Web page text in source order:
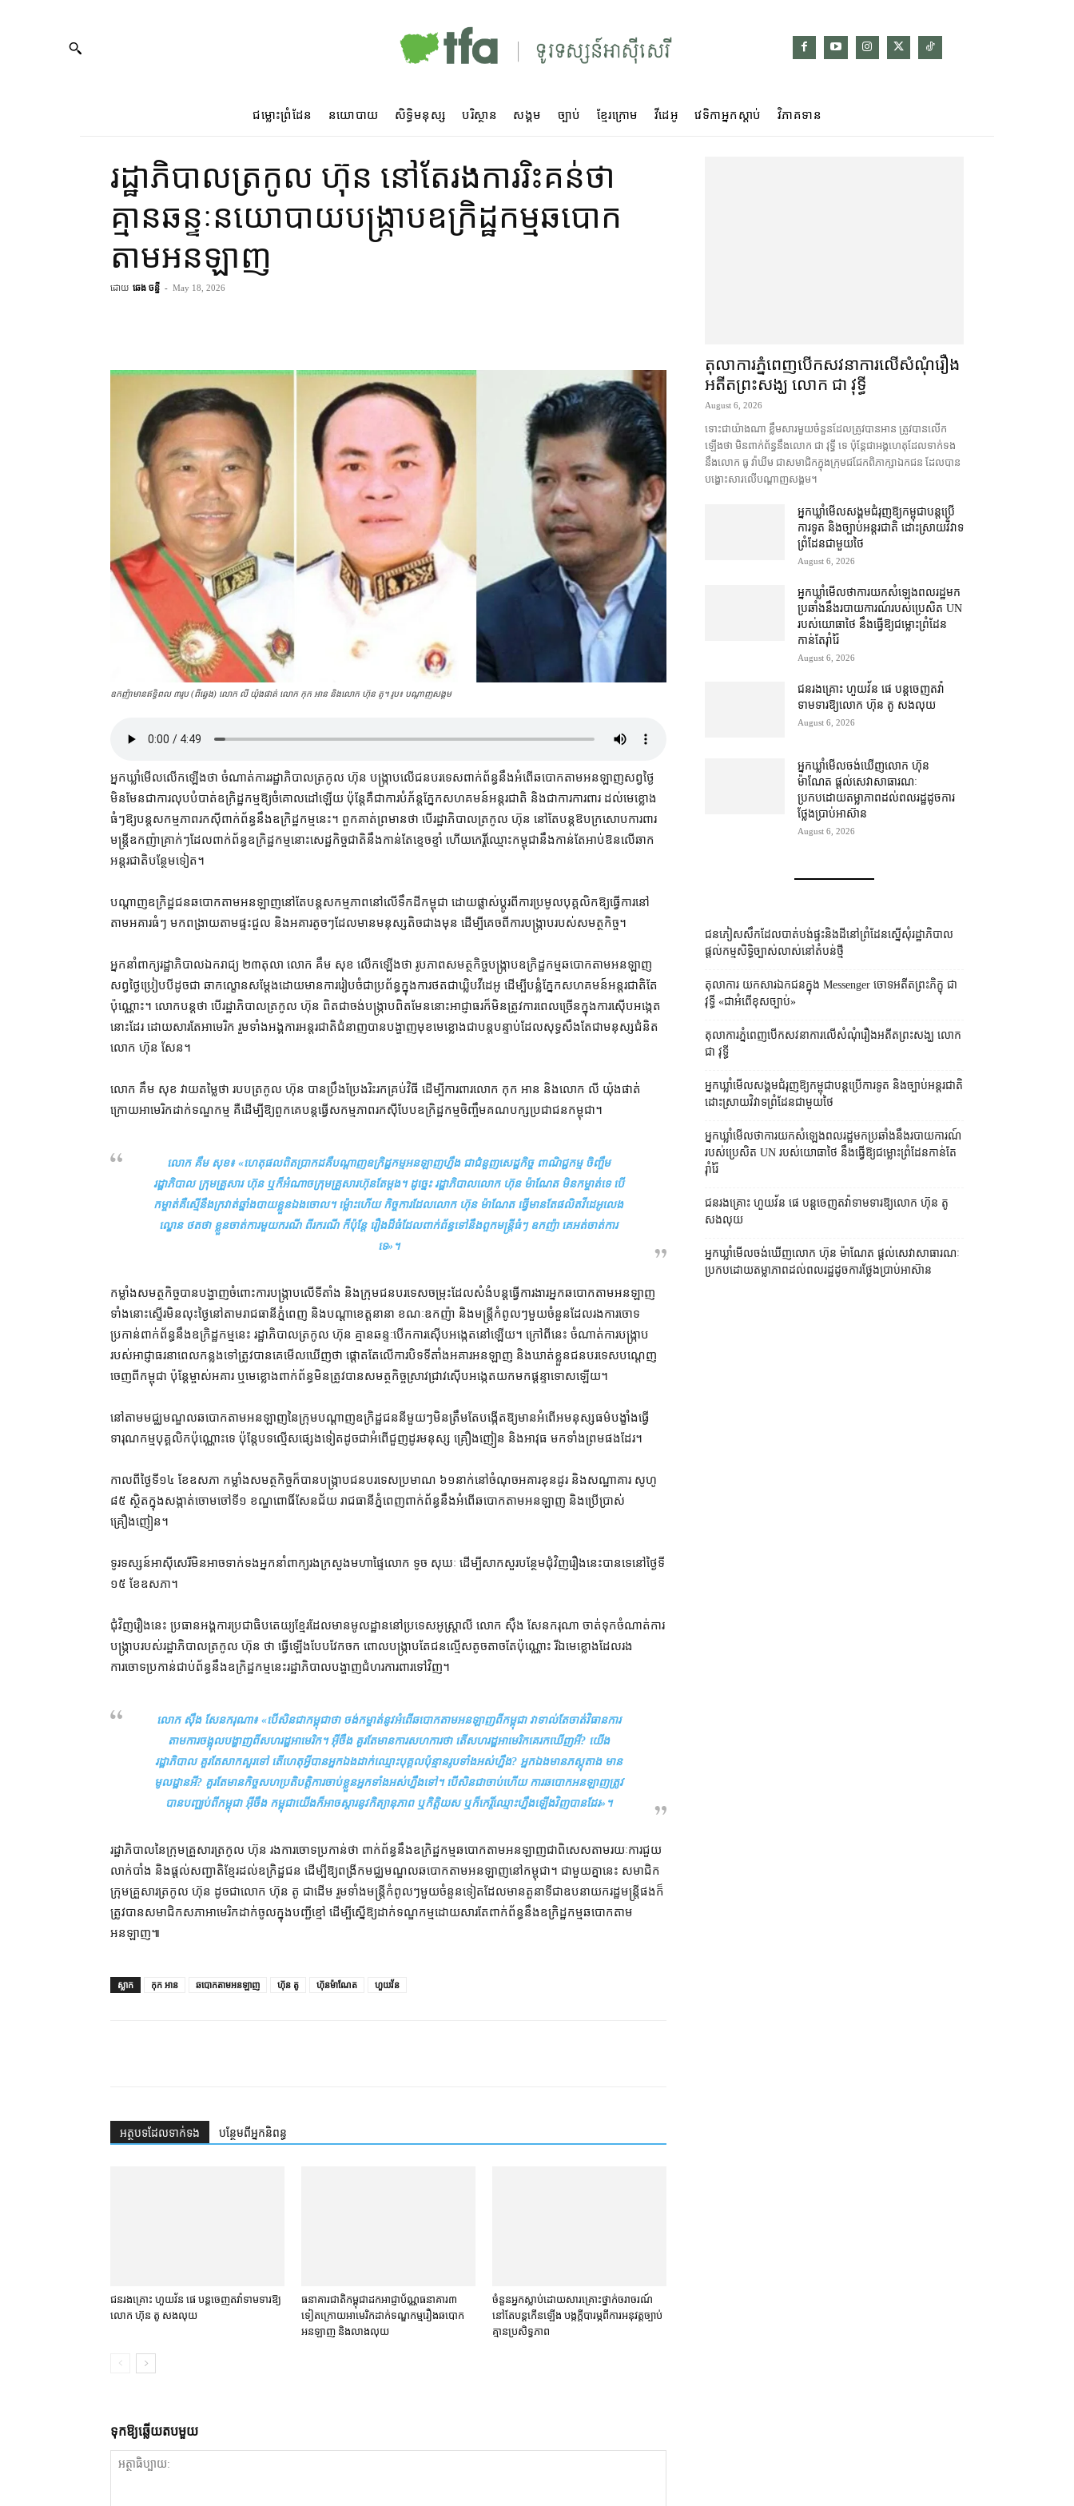
ជម្លោះព្រំដែន នយោបាយ សិទ្ធិមនុស្ស បរិស្ថាន សង្គម ច្បាប់ ខ្មែរក្រោម វីដេអូ វេទិកាអ្នកស្ដាប់ វិភាគទាន
រដ្ឋាភិបាល​ត្រកូល ហ៊ុន នៅតែ​រង​ការ​រិះគន់​ថា
គ្មាន​ឆន្ទៈ​នយោបាយ​បង្ក្រាប​ឧក្រិដ្ឋកម្ម​ឆបោក​
តាម​អនឡាញ
ដោយ ឆេង ចន្នី - May 18, 2026
ឧកញ៉ា​មានឥទ្ធិពល ​៣រូប (ពីឆ្វេង) លោក លី យ៉ុងផាត់ លោក កុក អាន និង​លោក ហ៊ុន តូ។ រូប៖ បណ្ដាញសង្គម
អ្នកឃ្លាំមើល​លើកឡើង​ថា ចំណាត់ការ​រដ្ឋាភិបាល​ត្រកូល ហ៊ុន បង្ក្រាប​លើ​ជនបរទេស​ពាក់ព័ន្ធ​នឹង​អំពើ​ឆបោក​តាម​អនឡាញ​សព្វថ្ងៃ​
មិនមែន​ជា​ការ​លុបបំបាត់​ឧក្រិដ្ឋកម្ម​ឱ្យ​ចំ​គោលដៅ​ឡើយ ប៉ុន្តែ​គឺជា​ការ​បំភ័ន្ត​ភ្នែក​សហគមន៍​អន្តរជាតិ និង​ជា​ការ​ការពារ ដល់​មេខ្លោង​
ធំៗ​ឱ្យ​បន្តសកម្មភាព​រកស៊ី​ពាក់ព័ន្ធ​នឹង​ឧក្រិដ្ឋកម្ម​នេះ​។ ពួកគាត់​ព្រមាន​ថា បើ​រដ្ឋាភិបាល​ត្រកូល ហ៊ុន នៅតែ​បន្ត​ឱបក្រសោប​ការពារ​
មន្ត្រី​ឧកញ៉ា​គ្រាក់ៗ​ដែល​ពាក់ព័ន្ធ​ឧក្រិដ្ឋកម្ម​នោះ​សេដ្ឋកិច្ចជាតិ​នឹង​កាន់តែ​ខ្ទេចខ្ទាំ ហើយ​កេរ្តិ៍ឈ្មោះ​កម្ពុជា​នឹង​កាន់តែ​អាប់ឱន​លើ​ឆាក​
អន្តរជាតិ​បន្ថែម​ទៀត។
បណ្ដាញ​ឧក្រិដ្ឋជន​ឆបោក​តាម​អនឡាញ​នៅតែ​បន្តសកម្មភាព​នៅ​លើ​ទឹក​ដី​កម្ពុជា ដោយ​ផ្លាស់ប្ដូរ​ពី​ការ​ប្រមូល​បុគ្គលិក​ឱ្យធ្វើ​ការ​នៅ​
តាម​អគារ​ធំៗ មក​ពង្រាយ​តាម​ផ្ទះ​ជួល និង​អគារ​តូចៗ​ដែល​មាន​មនុស្ស​តិច​ជាង​មុន ដើម្បី​គេច​ពី​ការ​បង្ក្រាប​របស់​សមត្ថកិច្ច។
អ្នកនាំពាក្យ​រដ្ឋាភិបាល​ឯករាជ្យ ២៣​តុលា លោក គឹម សុខ លើកឡើង​ថា រូបភាព​សមត្ថកិច្ច​បង្ក្រាប​ឧក្រិដ្ឋកម្ម​ឆបោក​តាម​អនឡាញ​
សព្វថ្ងៃ​ប្រៀប​បីដូច​ជា ឆាកល្ខោន​សម្ដែង​ដោយមាន​ការរៀបចំ​ជា​ប្រព័ន្ធ​ក្នុង​ការ​ថត​ជា​ឃ្លិប​វីដេអូ ដើម្បី​បន្លំ​ភ្នែក​សហគមន៍​អន្តរជាតិ​តែ
ប៉ុណ្ណោះ​។ លោក​បន្ត​ថា បើ​រដ្ឋាភិបាល​ត្រកូល ហ៊ុន ពិតជា​ចង់​បង្ក្រាប​ពិតមែន​នោះ​អាជ្ញាធរ​ក៏​មិន​ត្រូវ​ការ​ពេល​ច្រើន​ក្នុង​ការ​ស៊ើបអង្កេត​
នោះ​ដែរ ដោយសារតែ​អាមេរិក រួម​ទាំង​អង្គការ​អន្តរជាតិ​ជំនាញ​បាន​បង្ហាញមុខ​មេខ្លោង​ជា​បន្តបន្ទាប់​ដែល​សុទ្ធសឹងតែ​ជា​មនុស្ស​ជំនិត​
លោក ហ៊ុន សែន។
លោក គឹម សុខ វាយតម្លៃ​ថា របប​ត្រកូល ហ៊ុន បាន​ប្រឹងប្រែង​រិះរក​គ្រប់​វិធី ដើម្បី​ការពារ​លោក កុក អាន និង​លោក លី យ៉ុងផាត់
ក្រោយ​អាមេរិក​ដាក់​ទណ្ឌកម្ម គឺ​ដើម្បី​ឱ្យ​ពួកគេ​បន្ត​ធ្វើ​សកម្មភាព​រកស៊ី​បែប​ឧក្រិដ្ឋកម្ម​ចិញ្ចឹម​គណបក្ស​ប្រជាជន​កម្ពុជា។
លោក គឹម សុខ៖ «ហេតុផល​ពិតប្រាកដ​គឺ​បណ្ដាញ​ឧក្រិដ្ឋកម្ម​អនឡាញ​ហ្នឹង ជា​ជំនួញ​សេដ្ឋកិច្ច ពាណិជ្ជកម្ម ចិញ្ចឹម​
រដ្ឋាភិបាល ក្រុមគ្រួសារ ហ៊ុន ឬក៏​អំណាច​ក្រុម​គ្រួសារ​ហ៊ុន​តែម្តង​។ ដូច្នេះ រដ្ឋាភិបាល​លោក ហ៊ុន ម៉ាណែត មិន​កម្ចាត់​ទេ បើ​
កម្ចាត់​គឺ​ស្មើនឹង​ក្រវាត់​ឆ្នាំងបាយ​ខ្លួនឯង​ចោល​។ ម្ល៉ោះហើយ កិច្ច​ការដែល​លោក ហ៊ុន ម៉ាណែត ធ្វើ​មានតែ​ផលិត​វីដេអូ​លេង
ល្ខោន ថត​ថា ខ្លួន​ចាត់ការ​មួយ​ករណី ពីរ​ករណី ក៏ប៉ុន្តែ រឿង​ដ៏​ធំ​ដែល​ពាក់ព័ន្ធ​ទៅ​នឹង​ពួក​មន្ត្រី​ធំៗ ឧកញ៉ា គេ​អត់​ចាត់ការ​
ទេ»។
កម្លាំង​សមត្ថកិច្ច​បាន​បង្ហាញ​ចំពោះ​ការ​បង្ក្រាប​លើ​ទីតាំង និង​ក្រុម​ជនបរទេស​ចម្រុះ​ដែល​សំងំ​បន្ត​ធ្វើ​ការងារ​អ្នក​ឆបោក​តាម​អនឡាញ​
ទាំងនោះ​ស្ទើរ​មិន​លុះ​ថ្ងៃ​នៅ​តាម​រាជធានី​ភ្នំពេញ និង​បណ្ដា​ខេត្ត​នានា ខណៈ​ឧកញ៉ា និង​មន្ត្រី​កំពូលៗ​មួយចំនួន​ដែល​រង​ការចោទ
ប្រកាន់​ពាក់ព័ន្ធ​នឹង​ឧក្រិដ្ឋកម្ម​នេះ រដ្ឋាភិបាល​ត្រកូល ហ៊ុន គ្មាន​ឆន្ទៈ​បើក​ការស៊ើបអង្កេត​នៅឡើយ​។ ក្រៅ​ពី​នេះ ចំណាត់ការ​បង្ក្រាប​
របស់​អាជ្ញាធរ​នា​ពេល​កន្លង​ទៅ​ត្រូវ​បាន​គេ​មើលឃើញ​ថា ផ្ដោត​តែ​លើ​ការ​បិទ​ទីតាំង​អគារ​អនឡាញ និង​ឃាត់ខ្លួន​ជនបរទេស​បណ្ដេញ
ចេញ​ពី​កម្ពុជា ប៉ុន្តែ​ម្ចាស់​អគារ ឬ​មេខ្លោង​ពាក់ព័ន្ធ​មិន​ត្រូវ​បាន​សមត្ថកិច្ច​ស្រាវជ្រាវ​ស៊ើបអង្កេត​យក​មក​ផ្ដន្ទាទោស​ឡើយ។
នៅ​តាម​មជ្ឈមណ្ឌល​ឆបោក​តាម​អនឡាញ​នៃ​ក្រុម​បណ្ដាញ​ឧក្រិដ្ឋជន​នីមួយៗ​មិន​ត្រឹមតែ​បង្កើត​ឱ្យ​មាន​អំពើ​អមនុស្សធម៌​បង្ខាំង​ធ្វើ​
ទារុណកម្ម​បុគ្គលិក​ប៉ុណ្ណោះ​ទេ ប៉ុន្តែ​បទល្មើស​ផ្សេងទៀត​ដូចជា​អំពើ​ជួញដូរ​មនុស្ស គ្រឿងញៀន និង​អាវុធ មក​ទាំង​ព្រម​ផង​ដែរ។
កាលពី​ថ្ងៃទី​១៤ ខែឧសភា កម្លាំង​សមត្ថកិច្ច​ក៏បាន​បង្ក្រាប​ជនបរទេស​ប្រមាណ ៦១​នាក់​នៅ​ចំណុច​អគារ​ខុន​ដូរ និង​សណ្ឋាគារ សូហូ
៨៥ ស្ថិត​ក្នុង​សង្កាត់​ចោមចៅ​ទី​១ ខណ្ឌ​ពោធិ៍​សែន​ជ័យ រាជធានី​ភ្នំពេញ​ពាក់ព័ន្ធ​នឹង​អំពើ​ឆបោក​តាម​អន​ឡាញ និង​ប្រើប្រាស់​
គ្រឿងញៀន។
ទូរទស្សន៍​អាស៊ីសេរី​មិនអាច​ទាក់ទង​អ្នកនាំពាក្យ​រង​ក្រសួងមហាផ្ទៃ​លោក ទូច សុឃៈ ដើម្បី​សាកសួរ​បន្ថែម​ជុំវិញ​រឿង​នេះ​បាន​ទេ​នៅ​ថ្ងៃទី​
១៥ ខែ​ឧសភា។
ជុំវិញ​រឿង​នេះ ប្រធាន​អង្គការ​ប្រជាធិបតេយ្យ​ខ្មែរ​ដែល​មាន​មូលដ្ឋាន​នៅ​ប្រទេស​អូស្ត្រាលី លោក ស៊ឹង សែនករុណា ចាត់ទុក​ចំណាត់ការ​
បង្ក្រាប​របស់​រដ្ឋាភិបាល​ត្រកូល ហ៊ុន ថា ធ្វើឡើង​បែប​វែក​ចក ពោល​បង្ក្រាប​តែ​ជនល្មើស​តូចតាច​តែប៉ុណ្ណោះ រីឯ​មេខ្លោង​ដែល​រង​
ការចោទប្រកាន់​ជាប់​ព័ន្ធ​នឹង​ឧក្រិដ្ឋកម្ម​នេះ​រដ្ឋាភិបាល​បង្ហាញ​ជំហរ​ការពារ​ទៅវិញ។
លោក ស៊ឹង សែនករុណា៖ «បើសិនជា​កម្ពុជា​ថា ចង់​កម្ចាត់​នូវ​អំពើ​ឆបោក​តាម​អន​ឡាញ​ពី​កម្ពុជា វា​ទាល់តែ​ចាត់វិធានការ​
តាម​ការ​ចង្អុល​បង្ហាញ​ពី​សហរដ្ឋអាមេរិក​។ អ៊ីចឹង គួរតែ​មាន​ការ​សហកា​រថា តើ​សហរដ្ឋអាមេរិក​គេ​រក​ឃើញ​អី​? យើង​
រដ្ឋាភិបាល គួរតែ​សាកសួរ​ទៅ តើ​ហេតុអ្វី​បាន​អ្នកឯង​ដាក់ឈ្មោះ​បុគ្គល​ប៉ុន្មាន​រូប​ទាំង​អស់ហ្នឹង​? អ្នកឯង​មាន​ភស្តុតាង មាន​
មូលដ្ឋាន​អី​? គួរតែ​មាន​កិច្ច​សហប្រតិបត្តិការ​ចាប់​ខ្លួន​អ្នក​ទាំងអស់​ហ្នឹង​ទៅ​។ បើសិនជា​ចាប់​ហើយ ការ​ឆបោក​អន​ឡាញ​ត្រូវ​
បាន​បញ្ឈប់​ពី​កម្ពុជា អ៊ីចឹង កម្ពុជា​យើង​ក៏​អាច​ស្ដារ​នូវ​កិត្យានុភាព ឬ​កិត្តិយស ឬក៏​កេរ្តិ៍ឈ្មោះ​ហ្នឹង​ឡើងវិញ​បាន​ដែរ»។
រដ្ឋាភិបាល​នៃ​ក្រុម​គ្រួសារ​ត្រកូល ហ៊ុន រង​ការ​ចោទ​ប្រកាន់​ថា ពាក់ព័ន្ធ​នឹង​ឧក្រិដ្ឋកម្ម​ឆបោក​តាម​អនឡាញ​ជាពិសេស​តាមរយៈ​ការ​ជួយ​
លាក់បាំង និង​ផ្ដល់​សញ្ជាតិ​ខ្មែរ​ដល់​ឧក្រិដ្ឋជន ដើម្បី​ឱ្យ​ពង្រីក​មជ្ឈមណ្ឌល​ឆបោក​តាម​អនឡាញ​នៅ​កម្ពុជា​។ ជាមួយគ្នា​នេះ សមាជិក​
ក្រុម​គ្រួសារ​ត្រកូល ហ៊ុន ដូចជា​លោក ហ៊ុន តូ ជាដើម រួម​ទាំង​មន្ត្រី​កំពូលៗ​មួយ​ចំនួន​ទៀត​ដែល​មាន​តួនាទី​ជា​ឧបនាយករដ្ឋមន្ត្រី​ផង​ក៏​
ត្រូវ​បាន​សមាជិកសភា​អាមេរិក​ដាក់​ចូល​ក្នុង​បញ្ជីខ្មៅ ដើម្បី​ស្នើ​ឱ្យ​ដាក់ទណ្ឌកម្ម​ដោយសារតែ​ពាក់ព័ន្ធ​នឹង​ឧក្រិដ្ឋកម្ម​ឆបោក​តាម​
អនឡាញ៕
ស្លាក កុក អាន ឆបោកតាមអនឡាញ ហ៊ុន តូ ហ៊ុនម៉ាណែត ហួយវ័ន
អត្ថបទ​ដែល​ទាក់ទង បន្ថែម​ពី​អ្នកនិពន្ធ
ជនរងគ្រោះ ហួយវ័ន ផេ បន្ត​ចេញ​តវ៉ា​ទាមទារ​ឱ្យ​
លោក ហ៊ុន តូ សង​លុយ
ធនាគារជាតិ​កម្ពុជា​ដក​អាជ្ញាប័ណ្ណ​ធនាគារ​៣​​
ទៀត​ក្រោយ​អាមេរិក​ដាក់​ទណ្ឌកម្ម​​រឿង​ឆបោក​
អនឡាញ និង​លាងលុយ
ចំនួន​អ្នក​ស្លាប់​ដោយសារ​គ្រោះថ្នាក់​ចរាចរណ៍​
នៅតែ​បន្ត​កើនឡើង បង្ក​ក្តី​បារម្ភ​ពី​ការអនុវត្ត​ច្បាប់​
គ្មាន​ប្រសិទ្ធភាព
ទុក​ឱ្យ​ឆ្លើយ​តប​មួយ
តុលាការ​ភ្នំពេញ​​បើកសវនាការ​លើ​សំណុំរឿង​​
អតីត​ព្រះសង្ឃ លោក ជា វុទ្ធី
August 6, 2026
ទោះជា​យ៉ាងណា ខ្លឹមសារ​មួយចំនួន​ដែល​ត្រូវ​បាន​អាន ត្រូវ​បាន​លើក
ឡើង​ថា មិន​ពាក់ព័ន្ធ​នឹង​លោក ជា វុទ្ធី ទេ ប៉ុន្តែ​ជា​អង្គ​ហេតុ​ដែល​ទាក់ទង​
នឹង​លោក ធូ វ៉ាឃីម ជា​សមាជិក​ក្នុង​ក្រុម​ជជែក​ពិភាក្សា​ឯកជន ដែល​បាន​
បង្ហោះ​សា​រលើ​បណ្ដាញ​សង្គម។
អ្នកឃ្លាំមើល​សង្គម​ជំរុញ​ឱ្យ​កម្ពុជា​បន្ត​ប្រើ​
ការទូត និង​ច្បាប់​អន្តរជាតិ ដោះស្រាយ​វិវាទ​
ព្រំដែន​ជាមួយ​ថៃ
August 6, 2026
អ្នកឃ្លាំមើល​ថា​ការ​យក​សំឡេង​ពលរដ្ឋ​មក​
ប្រឆាំង​នឹង​របាយការណ៍​របស់​ប្រេសិត UN
របស់​យោធា​ថៃ នឹង​ធ្វើ​ឱ្យ​ជម្លោះព្រំដែន​
កាន់តែ​រ៉ាំរ៉ៃ
August 6, 2026
ជនរងគ្រោះ ហួយវ័ន ផេ បន្ត​ចេញ​តវ៉ា​
ទាមទារ​ឱ្យ​លោក ហ៊ុន តូ សង​លុយ
August 6, 2026
អ្នកឃ្លាំមើល​ចង់​ឃើញ​លោក ហ៊ុន
ម៉ាណែត ផ្ដល់​សេវា​សាធារណៈ​
ប្រកបដោយ​តម្លាភាព​ដល់​ពលរដ្ឋ​ដូច​ការ​
ថ្លែង​ប្រាប់​អាស៊ាន
August 6, 2026
ជនភៀសសឹក​ដែល​បាត់បង់​ផ្ទះ​និង​ដី​នៅ​ព្រំដែន​ស្នើសុំ​រដ្ឋាភិបាល​
ផ្តល់​កម្មសិទ្ធិ​ច្បាស់លាស់​នៅ​តំបន់​ថ្មី
តុលាការ​​ យកសារឯកជនក្នុង Messenger ចោទអតីតព្រះភិក្ខុ ជា
វុទ្ធី «ជាអំពើខុសច្បាប់»
តុលាការ​ភ្នំពេញ​​បើកសវនាការ​លើ​សំណុំរឿង​​អតីត​ព្រះសង្ឃ លោក
ជា វុទ្ធី
អ្នកឃ្លាំមើល​សង្គម​ជំរុញ​ឱ្យ​កម្ពុជា​បន្ត​ប្រើ​ការទូត និង​ច្បាប់​អន្តរជាតិ
ដោះស្រាយ​វិវាទ​ព្រំដែន​ជាមួយ​ថៃ
អ្នកឃ្លាំមើល​ថា​ការ​យក​សំឡេង​ពលរដ្ឋ​មក​ប្រឆាំង​នឹង​របាយការណ៍​
របស់​ប្រេសិត UN របស់​យោធា​ថៃ នឹង​ធ្វើ​ឱ្យ​ជម្លោះព្រំដែន​កាន់តែ​
រ៉ាំរ៉ៃ
ជនរងគ្រោះ ហួយវ័ន ផេ បន្ត​ចេញ​តវ៉ា​ទាមទារ​ឱ្យ​លោក ហ៊ុន តូ
សង​លុយ
អ្នកឃ្លាំមើល​ចង់​ឃើញ​លោក ហ៊ុន ម៉ាណែត ផ្ដល់​សេវា​សាធារណៈ​
ប្រកបដោយ​តម្លាភាព​ដល់​ពលរដ្ឋ​ដូច​ការ​ថ្លែង​ប្រាប់​អាស៊ាន